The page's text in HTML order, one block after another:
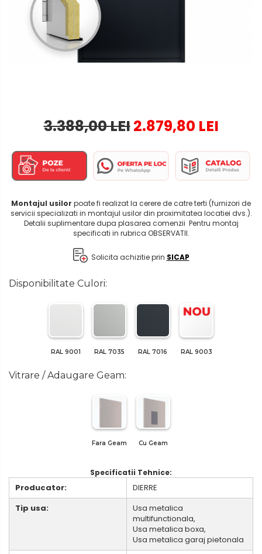
3.388,00 LEI2.879,80 LEI
Montajul usilor poate fi realizat la cerere de catre terti (furnizori de
servicii specializati in montajul usilor din proximitatea locatiei dvs.).
Detalii suplimentare dupa plasarea comenzii Pentru montaj
specificati in rubrica OBSERVATII.
Solicita achizitie prin SICAP
Disponibilitate Culori:
RAL 9001 RAL 7035 RAL 7016 RAL 9003
Vitrare / Adaugare Geam:
Fara Geam Cu Geam
Specificatii Tehnice:
Producator:
DIERRE
Tip usa:
Usa metalica
multifunctionala,
Usa metalica boxa,
Usa metalica garaj pietonala